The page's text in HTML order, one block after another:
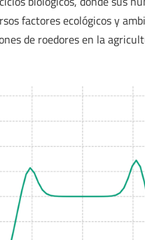
factores ecológicos y
de roedores en la